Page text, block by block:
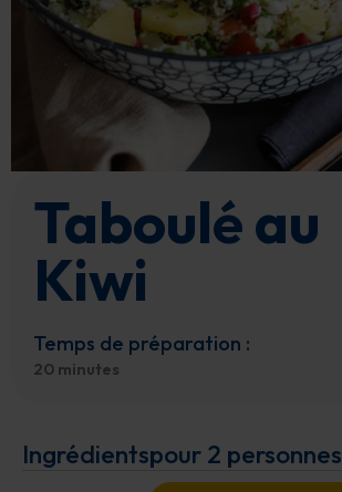
Taboulé au
Kiwi
Temps de préparation :
20 minutes
Ingrédientspour 2 personnes